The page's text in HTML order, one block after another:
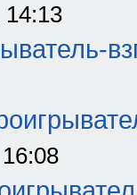
14:13